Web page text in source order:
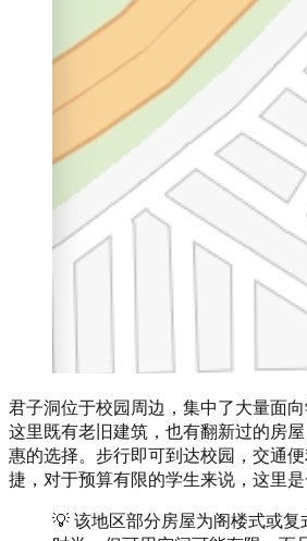
君子洞位于校园周边，集中了大量面向
这里既有老旧建筑，也有翻新过的房
惠的选择。步行即可到达校园，交通
捷，对于预算有限的学生来说，这里是
💡 该地区部分房屋为阁楼式或